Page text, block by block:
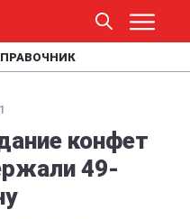
конфет
49-